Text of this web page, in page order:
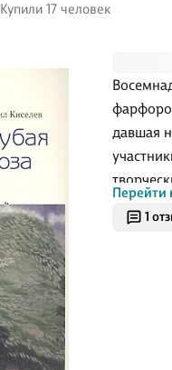
1
давшая
ваяния
Перейти
Купили 17 человек